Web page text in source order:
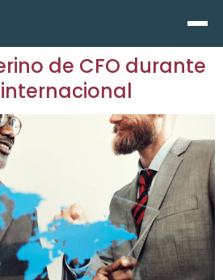
de CFO durante